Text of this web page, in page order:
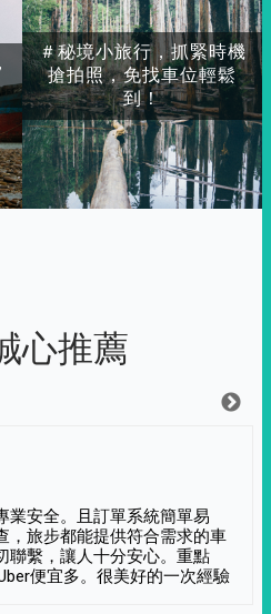
＃秘境小旅行，抓緊時機
搶拍照，免找車位輕鬆
到！
心推薦
業安全。且訂單系統簡單易
，旅步都能提供符合需求的車
聯繫，讓人十分安心。重點
便宜多。很美好的一次經驗